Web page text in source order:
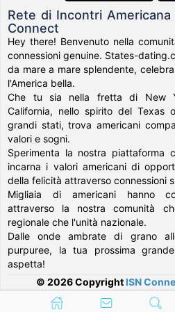
Rete di Incontri
Connect
Hey there! Benvenuto nella
connessioni genuine. States-
da mare a mare splendente,
l'America bella.
Che tu sia nella fretta di New
California, nello spirito del Texas
grandi stati, trova americani
valori e sogni.
Sperimenta la nostra piattaforma
incarna i valori americani di
della felicità attraverso connessioni
Migliaia di americani hanno
attraverso la nostra comunità
regionale che l'unità nazionale.
Dalle onde ambrate di grano
purpuree, la tua prossima
aspetta!
© 2026 Copyright ISN